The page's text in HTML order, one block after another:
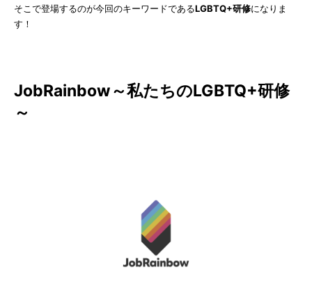
そこで登場するのが今回のキーワードであるLGBTQ+研修になりま
す！
JobRainbow～私たちのLGBTQ+研修
～